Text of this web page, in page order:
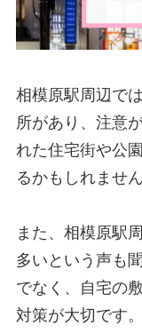
相模原駅周辺で
所があり、注意
れた住宅街や公
るかもしれません
また、相模原駅
多いという声も
でなく、自宅の
対策が大切です